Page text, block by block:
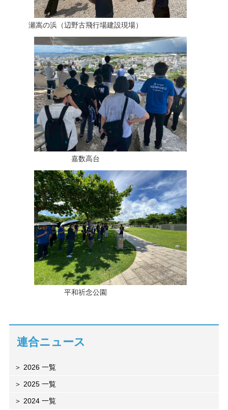
瀬嵩の浜（辺野古飛行場建設現場）
嘉数高台
平和祈念公園
連合ニュース
2026 一覧
2025 一覧
2024 一覧